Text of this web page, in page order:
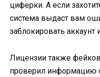
циферки. А если
система выдаст вам
заблокировать аккаунт
Лицензии также
проверил информацию